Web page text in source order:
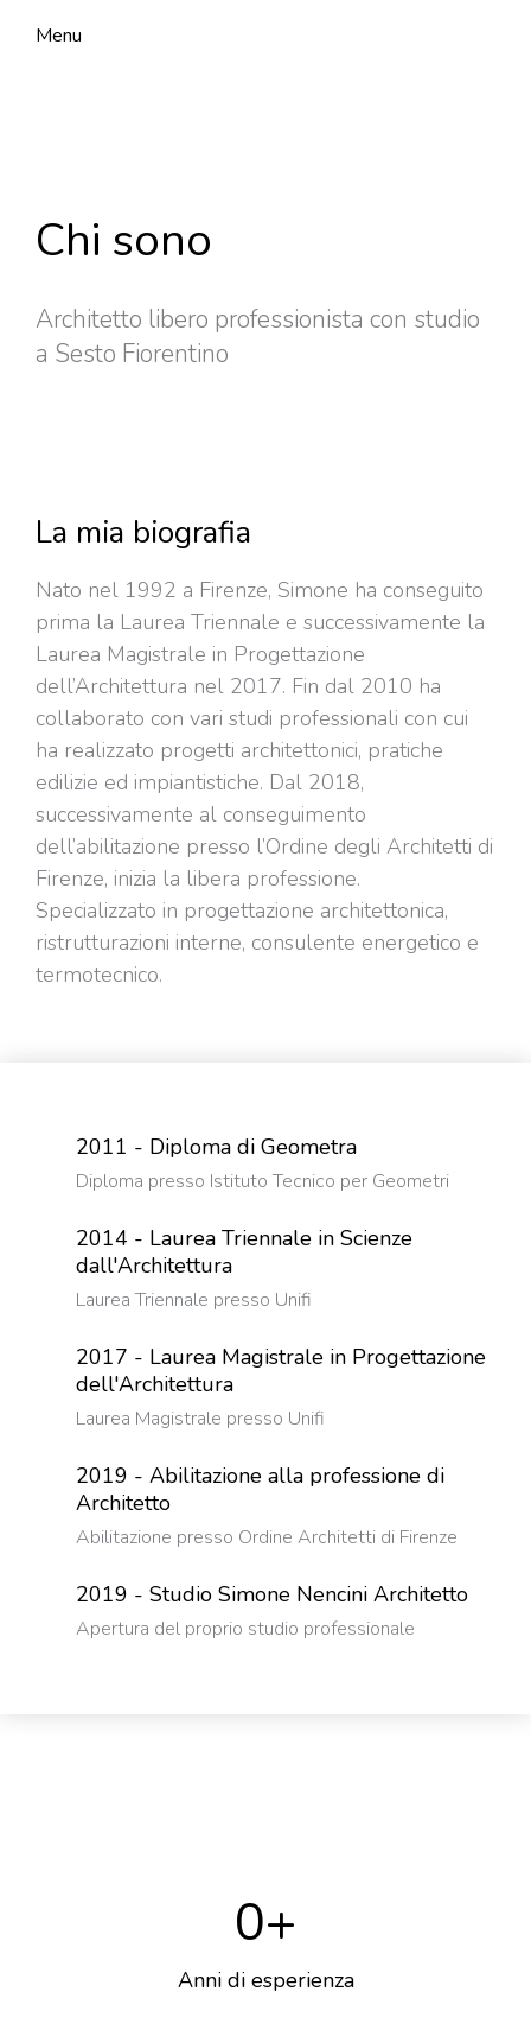
Menu
Chi sono
Architetto libero professionista con studio
a Sesto Fiorentino
La mia biografia
Nato nel 1992 a Firenze, Simone ha conseguito
prima la Laurea Triennale e successivamente la
Laurea Magistrale in Progettazione
dell’Architettura nel 2017. Fin dal 2010 ha
collaborato con vari studi professionali con cui
ha realizzato progetti architettonici, pratiche
edilizie ed impiantistiche. Dal 2018,
successivamente al conseguimento
dell’abilitazione presso l’Ordine degli Architetti di
Firenze, inizia la libera professione.
Specializzato in progettazione architettonica,
ristrutturazioni interne, consulente energetico e
termotecnico.
2011 - Diploma di Geometra
Diploma presso Istituto Tecnico per Geometri
2014 - Laurea Triennale in Scienze
dall'Architettura
Laurea Triennale presso Unifi
2017 - Laurea Magistrale in Progettazione
dell'Architettura
Laurea Magistrale presso Unifi
2019 - Abilitazione alla professione di
Architetto
Abilitazione presso Ordine Architetti di Firenze
2019 - Studio Simone Nencini Architetto
Apertura del proprio studio professionale
Anni di esperienza
0+